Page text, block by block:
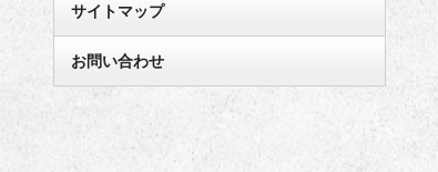
サイトマップ
お問い合わせ